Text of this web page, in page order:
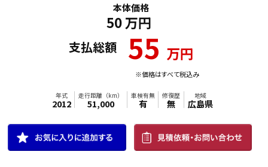
本体価格
50万円
支払総額 55 万円
※価格はすべて税込み